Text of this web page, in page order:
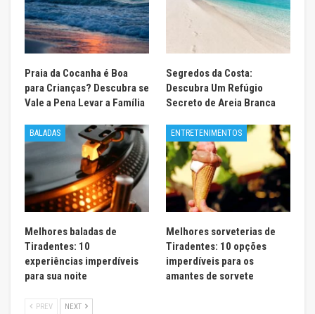
Praia da Cocanha é Boa
para Crianças? Descubra se
Vale a Pena Levar a Família
Segredos da Costa:
Descubra Um Refúgio
Secreto de Areia Branca
BALADAS
Melhores baladas de
Tiradentes: 10
experiências imperdíveis
para sua noite
ENTRETENIMENTOS
Melhores sorveterias de
Tiradentes: 10 opções
imperdíveis para os
amantes de sorvete
PREV NEXT